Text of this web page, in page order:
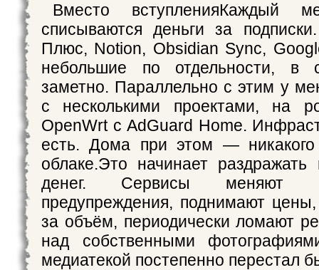
Вместо вступленияКаждый
списываются деньги за
Плюс, Notion, Obsidian Sync,
небольшие по отдельности, в
заметно. Параллельно с этим у
с несколькими проектами, на
OpenWrt с AdGuard Home.
есть. Дома при этом —
облаке.Это начинает раздражать
денег. Сервисы меняют
предупреждения, поднимают
за объём, периодически ломают
над собственными
медиатекой постепенно перестал